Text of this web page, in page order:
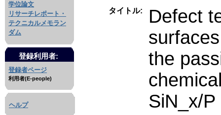
学位論文
リサーチレポート・
テクニカルメモラン
ダム
登録利用者:
登録者ページ
利用者(E-people)
ヘルプ
タイトル:
Defect
the
SiN_x/